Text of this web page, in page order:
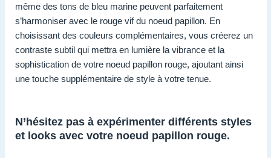
même des tons de bleu marine peuvent parfaitement
s’harmoniser avec le rouge vif du noeud papillon. En
choisissant des couleurs complémentaires, vous créerez un
contraste subtil qui mettra en lumière la vibrance et la
sophistication de votre noeud papillon rouge, ajoutant ainsi
une touche supplémentaire de style à votre tenue.
N’hésitez pas à expérimenter différents styles
et looks avec votre noeud papillon rouge.